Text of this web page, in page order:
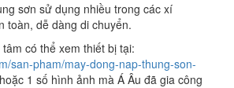
sơn sử dụng nhiều trong các xí
toàn, dễ dàng di chuyển.
có thể xem thiết bị tại:
san-pham/may-dong-nap-thung-son-
hoặc 1 số hình ảnh mà Á Âu đã gia công